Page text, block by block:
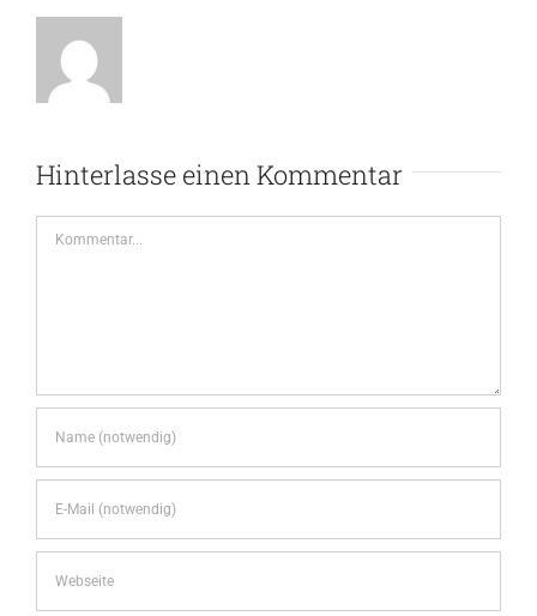
Hinterlasse einen Kommentar
Kommentar